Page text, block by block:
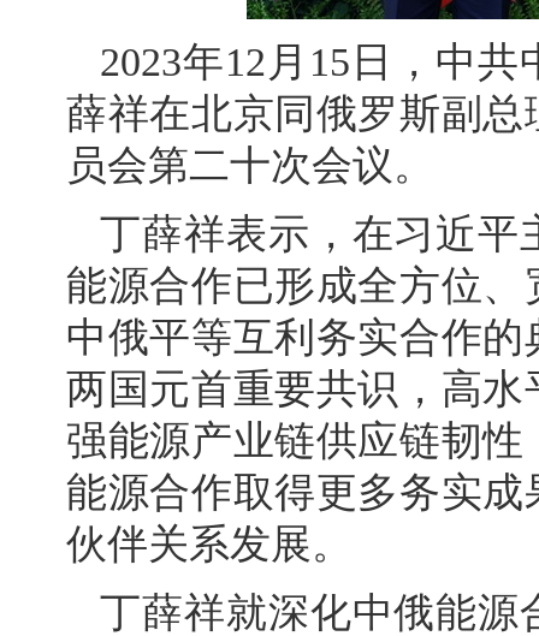
2023年12月15日，中
薛祥在北京同俄罗斯副
员会第二十次会议。
丁薛祥表示，在习近平
能源合作已形成全方位
中俄平等互利务实合作
两国元首重要共识，高
强能源产业链供应链韧
能源合作取得更多务实
伙伴关系发展。
丁薛祥就深化中俄能源